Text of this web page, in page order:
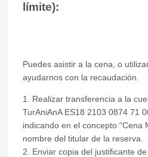
límite):
Puedes asistir a la cena, o
ayudarnos con la recaudación.
1. Realizar transferencia a la
TurAniAnA ES18 2103 0874 71
indicando en el concepto “Cena
nombre del titular de la reserva.
2. Enviar copia del justificante